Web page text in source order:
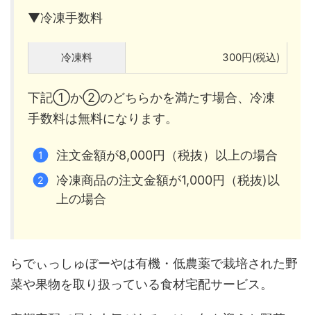
▼冷凍手数料
冷凍料 300円(税込)
下記①か②のどちらかを満たす場合、冷凍
手数料は無料になります。
注文金額が8,000円（税抜）以上の場合
冷凍商品の注文金額が1,000円（税抜)以
上の場合
らでぃっしゅぼーやは有機・低農薬で栽培された野
菜や果物を取り扱っている食材宅配サービス。